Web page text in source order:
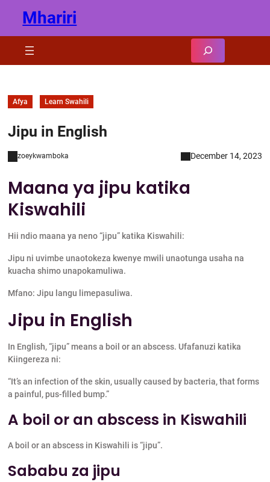
content
Mhariri
Afya Learn Swahili
Jipu in English
zoeykwamboka December 14, 2023
Maana ya jipu katika
Kiswahili
Hii ndio maana ya neno “jipu” katika Kiswahili:
Jipu ni uvimbe unaotokeza kwenye mwili unaotunga usaha na
kuacha shimo unapokamuliwa.
Mfano: Jipu langu limepasuliwa.
Jipu in English
In English, “jipu” means a boil or an abscess. Ufafanuzi katika
Kiingereza ni:
“It’s an infection of the skin, usually caused by bacteria, that forms
a painful, pus-filled bump.”
A boil or an abscess in Kiswahili
A boil or an abscess in Kiswahili is “jipu”.
Sababu za jipu